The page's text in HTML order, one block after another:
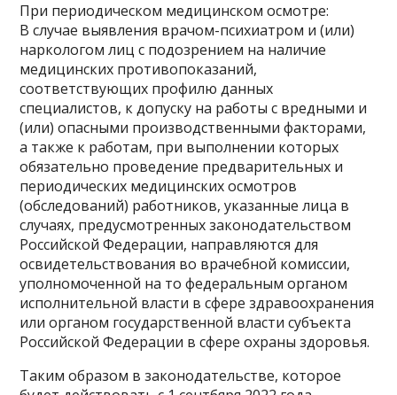
При периодическом медицинском осмотре:
В случае выявления врачом-психиатром и (или)
наркологом лиц с подозрением на наличие
медицинских противопоказаний,
соответствующих профилю данных
специалистов, к допуску на работы с вредными и
(или) опасными производственными факторами,
а также к работам, при выполнении которых
обязательно проведение предварительных и
периодических медицинских осмотров
(обследований) работников, указанные лица в
случаях, предусмотренных законодательством
Российской Федерации, направляются для
освидетельствования во врачебной комиссии,
уполномоченной на то федеральным органом
исполнительной власти в сфере здравоохранения
или органом государственной власти субъекта
Российской Федерации в сфере охраны здоровья.
Таким образом в законодательстве, которое